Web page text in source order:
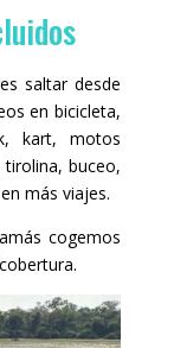
saltar desde
en bicicleta,
kart, motos
buceo,
más viajes.
cogemos